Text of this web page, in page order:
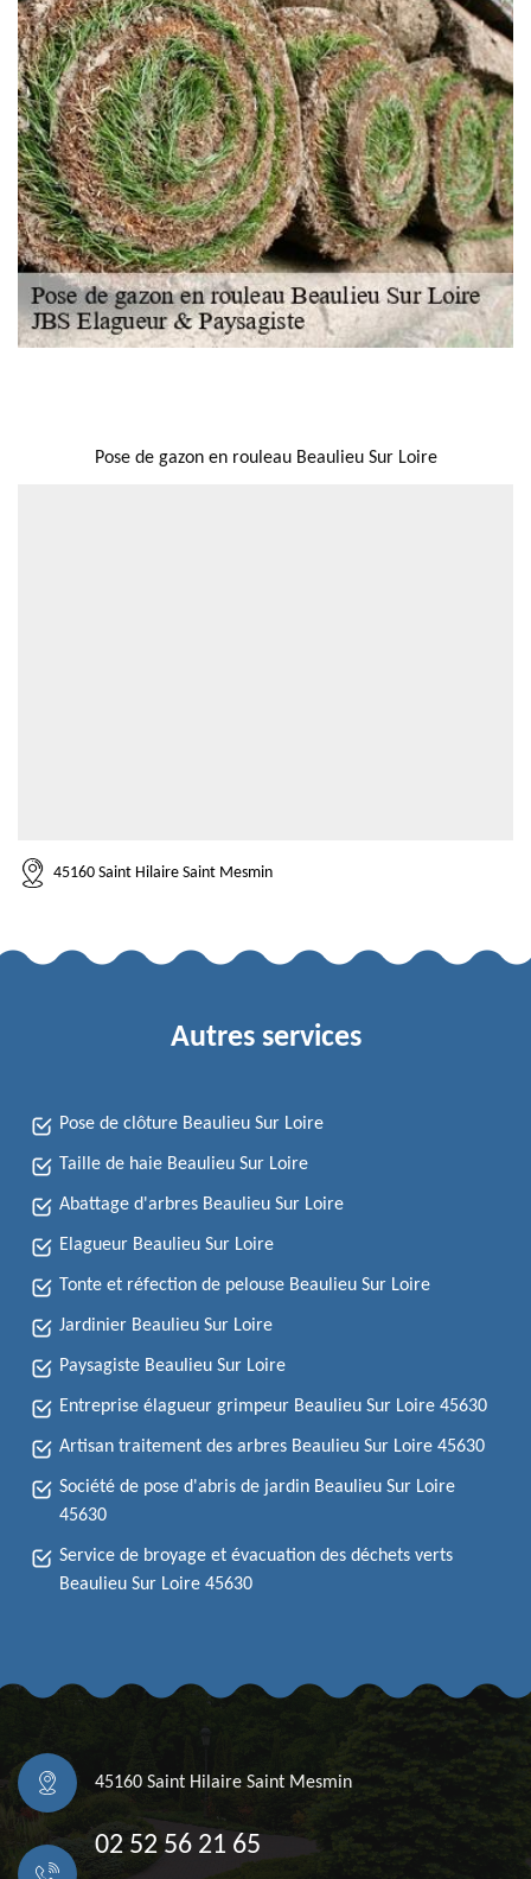
Pose de gazon en rouleau Beaulieu Sur Loire
45160 Saint Hilaire Saint Mesmin
Autres services
Pose de clôture Beaulieu Sur Loire
Taille de haie Beaulieu Sur Loire
Abattage d'arbres Beaulieu Sur Loire
Elagueur Beaulieu Sur Loire
Tonte et réfection de pelouse Beaulieu Sur Loire
Jardinier Beaulieu Sur Loire
Paysagiste Beaulieu Sur Loire
Entreprise élagueur grimpeur Beaulieu Sur Loire 45630
Artisan traitement des arbres Beaulieu Sur Loire 45630
Société de pose d'abris de jardin Beaulieu Sur Loire
45630
Service de broyage et évacuation des déchets verts
Beaulieu Sur Loire 45630
45160 Saint Hilaire Saint Mesmin
02 52 56 21 65